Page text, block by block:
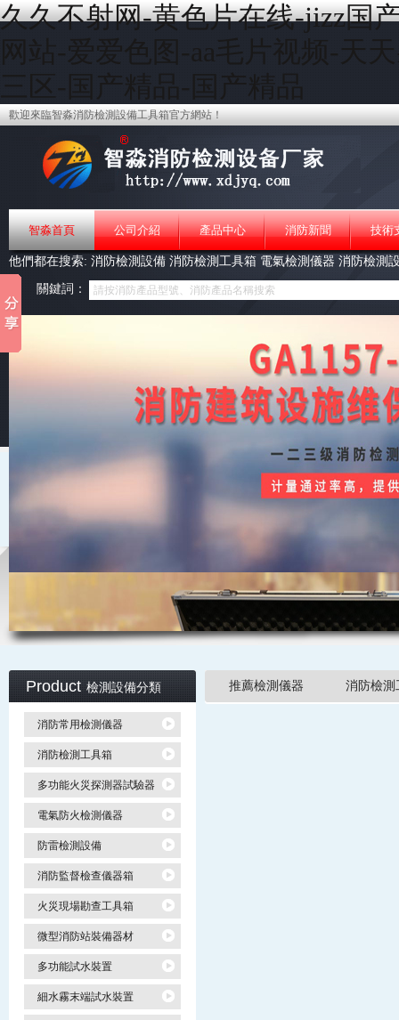
久久不射网-黄色片在线-jizz国
歡迎來臨智淼消防檢測設備工具箱官方網站！
智淼首頁 公司介紹 產品中心 消防新聞 技術
他們都在搜索: 消防檢測設備 消防檢測工具箱 電氣檢測儀器 消防檢測
關鍵詞：
Product 檢測設備分類
消防常用檢測儀器
消防檢測工具箱
多功能火災探測器試驗器
電氣防火檢測儀器
防雷檢測設備
消防監督檢查儀器箱
火災現場勘查工具箱
微型消防站裝備器材
多功能試水裝置
細水霧末端試水裝置
推薦檢測儀器 消防檢測